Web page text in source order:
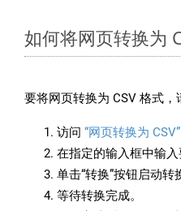
如何将网页转换为
要将网页转换为 CSV 格式，
访问 “网页转换为 CSV”
在指定的输入框中输入
单击“转换”按钮启动转
等待转换完成。